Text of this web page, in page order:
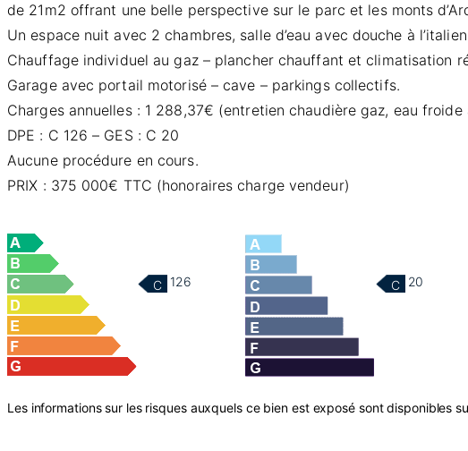
de 21m2 offrant une belle perspective sur le parc et les monts
Un espace nuit avec 2 chambres, salle d’eau avec douche à
Chauffage individuel au gaz – plancher chauffant et climatisation
Garage avec portail motorisé – cave – parkings collectifs.
Charges annuelles : 1 288,37€ (entretien chaudière gaz, eau
DPE : C 126 – GES : C 20
Aucune procédure en cours.
PRIX : 375 000€ TTC (honoraires charge vendeur)
C 126 C 20
Les informations sur les risques auxquels ce bien est exposé sont disponibles